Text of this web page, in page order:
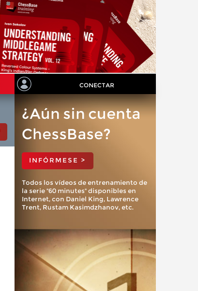
CONECTAR
¿Aún sin cuenta
ChessBase?
INFÓRMESE >
Todos los vídeos de entrenamiento de
la serie "60 minutes" disponibles en
Internet, con Daniel King, Lawrence
Trent, Rustam Kasimdzhanov, etc.